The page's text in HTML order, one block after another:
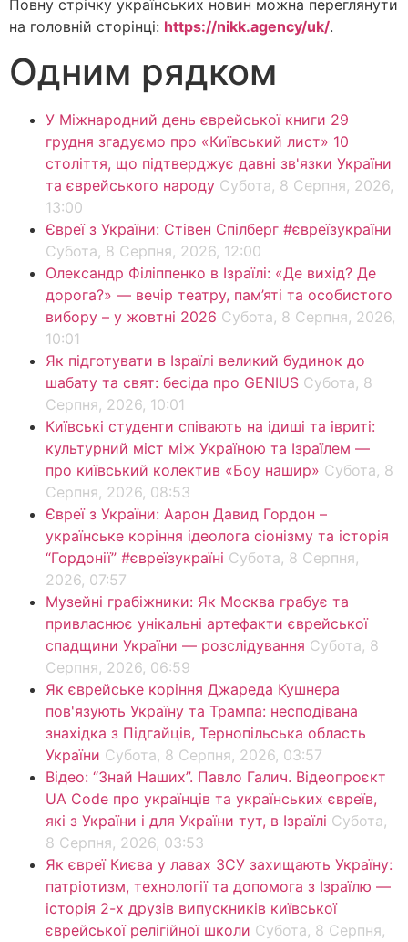
Повну стрічку українських новин можна переглянути
на головній сторінці: https://nikk.agency/uk/.
Одним рядком
У Міжнародний день єврейської книги 29
грудня згадуємо про «Київський лист» 10
століття, що підтверджує давні зв'язки України
та єврейського народу Субота, 8 Серпня, 2026,
13:00
Євреї з України: Стівен Спілберг #євреїзукраїни
Субота, 8 Серпня, 2026, 12:00
Олександр Філіппенко в Ізраїлі: «Де вихід? Де
дорога?» — вечір театру, пам’яті та особистого
вибору – у жовтні 2026 Субота, 8 Серпня, 2026,
10:01
Як підготувати в Ізраїлі великий будинок до
шабату та свят: бесіда про GENIUS Субота, 8
Серпня, 2026, 10:01
Київські студенти співають на ідиші та івриті:
культурний міст між Україною та Ізраїлем —
про київський колектив «Боу нашир» Субота, 8
Серпня, 2026, 08:53
Євреї з України: Аарон Давид Гордон –
українське коріння ідеолога сіонізму та історія
“Гордонії” #євреїзукраїні Субота, 8 Серпня,
2026, 07:57
Музейні грабіжники: Як Москва грабує та
привласнює унікальні артефакти єврейської
спадщини України — розслідування Субота, 8
Серпня, 2026, 06:59
Як єврейське коріння Джареда Кушнера
пов'язують Україну та Трампа: несподівана
знахідка з Підгайців, Тернопільська область
України Субота, 8 Серпня, 2026, 03:57
Відео: “Знай Наших”. Павло Галич. Відеопроєкт
UA Code про українців та українських євреїв,
які з України і для України тут, в Ізраїлі Субота,
8 Серпня, 2026, 03:53
Як євреї Києва у лавах ЗСУ захищають Україну:
патріотизм, технології та допомога з Ізраїлю —
історія 2-х друзів випускників київської
єврейської релігійної школи Субота, 8 Серпня,